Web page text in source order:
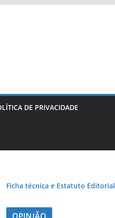
DE PRIVACIDADE
Ficha técnica e Estatuto Editorial